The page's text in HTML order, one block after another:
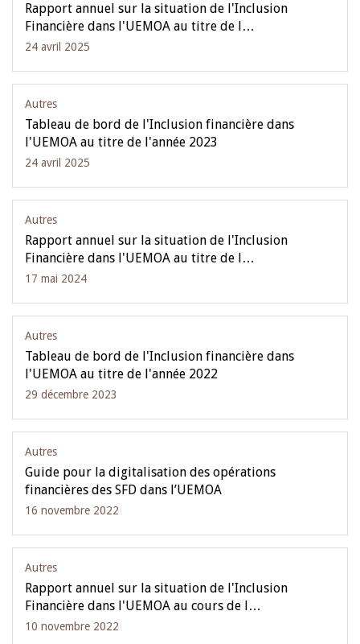
Rapport annuel sur la situation de l'Inclusion
Financière dans l'UEMOA au titre de l…
24 avril 2025
Autres
Tableau de bord de l'Inclusion financière dans
l'UEMOA au titre de l'année 2023
24 avril 2025
Autres
Rapport annuel sur la situation de l'Inclusion
Financière dans l'UEMOA au titre de l…
17 mai 2024
Autres
Tableau de bord de l'Inclusion financière dans
l'UEMOA au titre de l'année 2022
29 décembre 2023
Autres
Guide pour la digitalisation des opérations
financières des SFD dans l’UEMOA
16 novembre 2022
Autres
Rapport annuel sur la situation de l'Inclusion
Financière dans l'UEMOA au cours de l…
10 novembre 2022